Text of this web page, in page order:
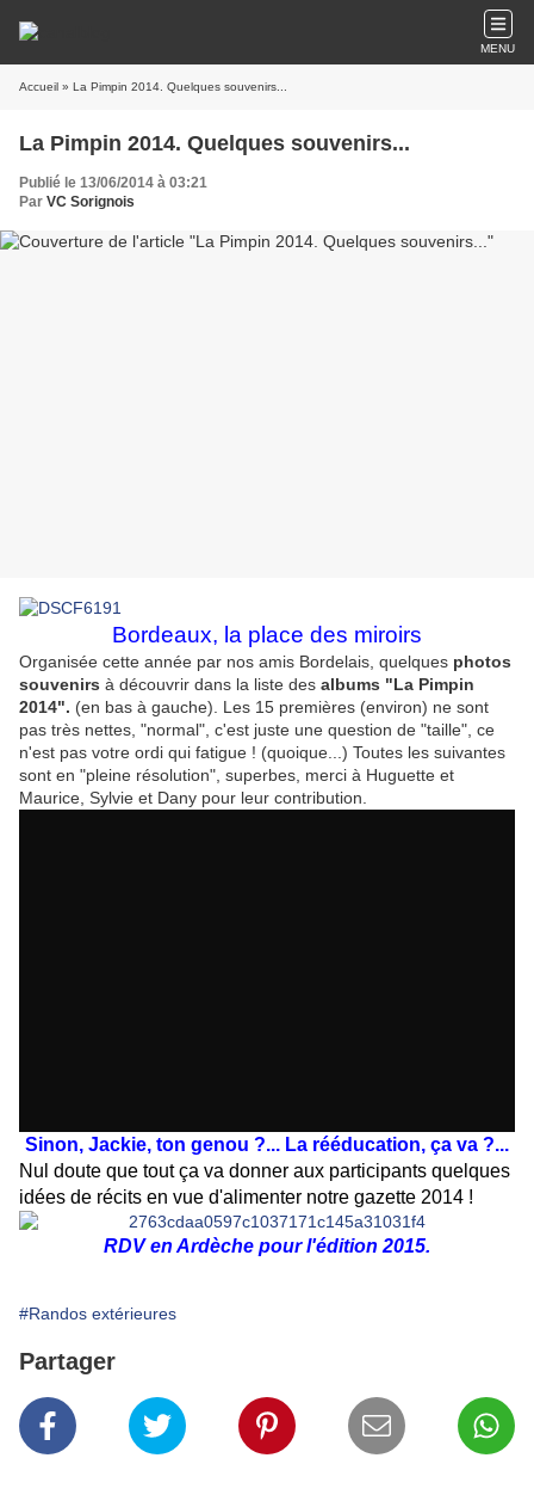
MENU
Accueil » La Pimpin 2014. Quelques souvenirs...
La Pimpin 2014. Quelques souvenirs...
Publié le 13/06/2014 à 03:21
Par VC Sorignois
Bordeaux, la place des miroirs
Organisée cette année par nos amis Bordelais, quelques photos
souvenirs à découvrir dans la liste des albums "La Pimpin
2014". (en bas à gauche). Les 15 premières (environ) ne sont
pas très nettes, "normal", c'est juste une question de "taille", ce
n'est pas votre ordi qui fatigue ! (quoique...) Toutes les suivantes
sont en "pleine résolution", superbes, merci à Huguette et
Maurice, Sylvie et Dany pour leur contribution.
Sinon, Jackie, ton genou ?... La rééducation, ça va ?...
Nul doute que tout ça va donner aux participants quelques
idées de récits en vue d'alimenter notre gazette 2014 !
RDV en Ardèche pour l'édition 2015.
#Randos extérieures
Partager